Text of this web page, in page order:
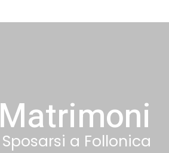
Matrimoni
Sposarsi a Follonica